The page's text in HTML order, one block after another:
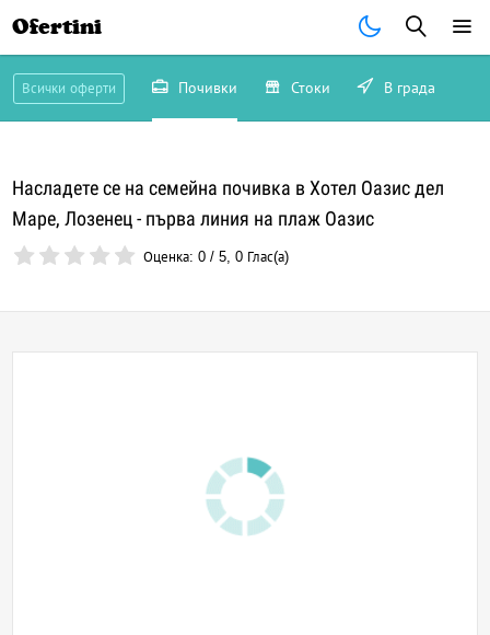
Ofertini
Всички оферти Почивки Стоки В града
Насладете се на семейна почивка в Хотел Оазис дел
Маре, Лозенец - първа линия на плаж Оазис
Оценка:0 /5,0 Глас(а)